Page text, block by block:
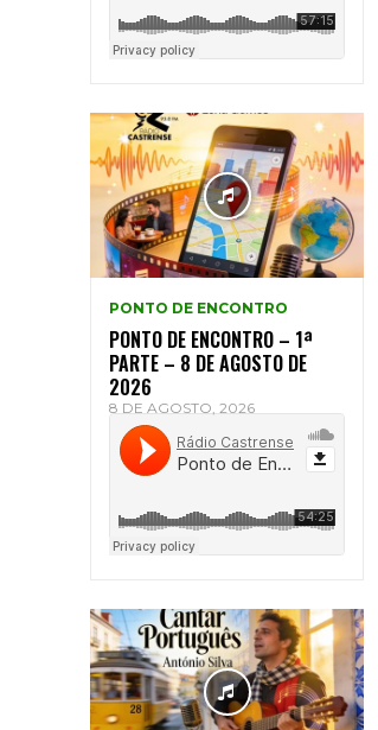
PONTO DE ENCONTRO
PONTO DE ENCONTRO – 1ª
PARTE – 8 DE AGOSTO DE
2026
8 DE AGOSTO, 2026